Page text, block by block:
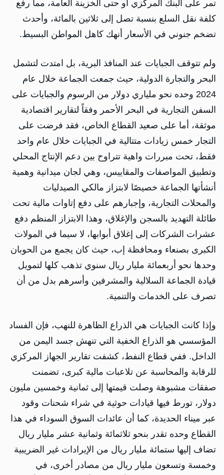
تمر على البنك المركزي أو حتى الخزينة العامة، مما رفع
كلفة نقل السلع بنسبة تصل إلى ثلاثين بالمائة، وأحدث
تضخم جنوني في الأسعار أنهك كاهل المواطن البسيط.
ولم تتوقف الجبايات عند المنافذ البرية، بل امتدت لتشمل
البحر والتجارة الدولية، حيث جمعت الجماعة خلال عام
2024 وحده نحو ملياري دولار من الرسوم والجبايات على
السفن التجارية في البحر الأحمر وفقاً لتقارير اقتصادية
موثقة، أما على صعيد القطاع الخاص، فقد فرضت على
التجار خمس زيادات متتالية في الجبايات خلال عام واحد
فقط، تحت مبررات واهية تتراوح بين دعم الإنتاج المحلي
وتطبيق المواصفات والمقاييس، وهي لجان ميدانية وهمية
أنشأتها الجماعة خصيصًا لابتزاز مالكي الصيدليات
والمحلات التجارية، وإجبارهم على دفع إتاوات مالية تحت
طائلة التهديد بالسجن والإغلاق، وهذا الابتزاز المنظم دفع
عشرات الشركات إلى إغلاق أبوابها، لا سيما في المولات
الكبرى بصنعاء ومحافظة إب، حيث كان يجمع من الحوبان
وحدها نحو أربعمائة مليار ريال سنوي تذهب كلها لتمويل
قيادة الجماعة السلالية والمشرفين وأسرهم بدل من أن
تصرف على الخدمات والتنمية.
وإذا كانت الجبايات هي الذراع الظاهرة للنهب، فإن الفساد
المؤسسي هو الذراع الخفية التي تنهش جسد اليمن من
الداخل. ففي قطاع النفط، كشفت تقارير الجهاز المركزي
للرقابة والمحاسبة عن تلاعبات مالية كبرى، تضمنت
صفقات مشبوهة وصلت قيمتها إلى ثمانية وخمسين مليون
دولار، تورط فيها قيادات حوثية في شراء شحنات وقود
عبر ميناء الحديدة، كما أن عائدات السوق السوداء في هذا
القطاع وحده تقدر بنحو ثلاثمائة وثمانية عشر مليار ريال
تضاف إليها ستمائة مليار ريال من الإيرادات غير الضريبية
وخمسة وتسعون مليار ريال من مصادر أخرى، في